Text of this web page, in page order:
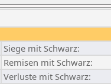
Siege mit Schwarz:
Remisen mit Schwarz:
Verluste mit Schwarz: